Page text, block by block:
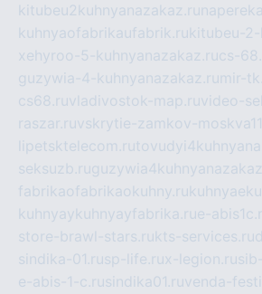
kitubeu2kuhnyanazakaz.ru
kuhnyaofabrikaufabrik.rukitubeu-
xehyroo-5-kuhnyanazakaz.rucs-
guzywia-4-kuhnyanazakaz.ru mir-
cs68.ruvladivostok-map.ruvideo-
raszar.ruvskrytie-zamkov-
lipetsktelecom.ru
seksuzb.ru
fabrikaofabrikaokuhny.ru
kuhnyaykuhnyayfabrika.rue-
store-brawl-stars.rukts-services.ru
sindika-01.rusp-life.rux-legion.ru
e-abis-1-c.rusindika01.ruvenda-